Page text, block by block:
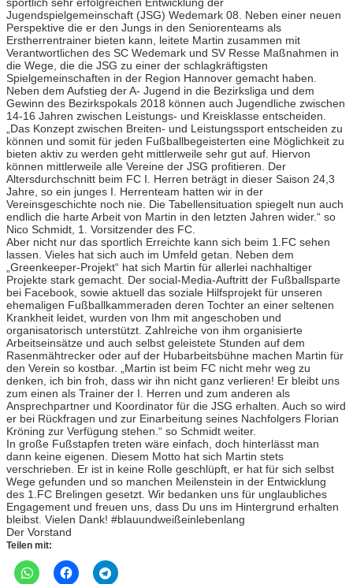
Jugendspielgemeinschaft (JSG) Wedemark 08. Neben einer neuen
Perspektive die er den Jungs in den Seniorenteams als
Erstherrentrainer bieten kann, leitete Martin zusammen mit
Verantwortlichen des SC Wedemark und SV Resse Maßnahmen in
die Wege, die die JSG zu einer der schlagkräftigsten
Spielgemeinschaften in der Region Hannover gemacht haben.
Neben dem Aufstieg der A- Jugend in die Bezirksliga und dem
Gewinn des Bezirkspokals 2018 können auch Jugendliche zwischen
14-16 Jahren zwischen Leistungs- und Kreisklasse entscheiden.
„Das Konzept zwischen Breiten- und Leistungssport entscheiden zu
können und somit für jeden Fußballbegeisterten eine Möglichkeit zu
bieten aktiv zu werden geht mittlerweile sehr gut auf. Hiervon
können mittlerweile alle Vereine der JSG profitieren. Der
Altersdurchschnitt beim FC I. Herren beträgt in dieser Saison 24,3
Jahre, so ein junges I. Herrenteam hatten wir in der
Vereinsgeschichte noch nie. Die Tabellensituation spiegelt nun auch
endlich die harte Arbeit von Martin in den letzten Jahren wider.“ so
Nico Schmidt, 1. Vorsitzender des FC.
Aber nicht nur das sportlich Erreichte kann sich beim 1.FC sehen
lassen. Vieles hat sich auch im Umfeld getan. Neben dem
„Greenkeeper-Projekt“ hat sich Martin für allerlei nachhaltiger
Projekte stark gemacht. Der social-Media-Auftritt der Fußballsparte
bei Facebook, sowie aktuell das soziale Hilfsprojekt für unseren
ehemaligen Fußballkammeraden deren Tochter an einer seltenen
Krankheit leidet, wurden von Ihm mit angeschoben und
organisatorisch unterstützt. Zahlreiche von ihm organisierte
Arbeitseinsätze und auch selbst geleistete Stunden auf dem
Rasenmähtrecker oder auf der Hubarbeitsbühne machen Martin für
den Verein so kostbar. „Martin ist beim FC nicht mehr weg zu
denken, ich bin froh, dass wir ihn nicht ganz verlieren! Er bleibt uns
zum einen als Trainer der I. Herren und zum anderen als
Ansprechpartner und Koordinator für die JSG erhalten. Auch so wird
er bei Rückfragen und zur Einarbeitung seines Nachfolgers Florian
Kröning zur Verfügung stehen.“ so Schmidt weiter.
In große Fußstapfen treten wäre einfach, doch hinterlässt man
dann keine eigenen. Diesem Motto hat sich Martin stets
verschrieben. Er ist in keine Rolle geschlüpft, er hat für sich selbst
Wege gefunden und so manchen Meilenstein in der Entwicklung
des 1.FC Brelingen gesetzt. Wir bedanken uns für unglaubliches
Engagement und freuen uns, dass Du uns im Hintergrund erhalten
bleibst. Vielen Dank! #blauundweißeinlebenlang
Der Vorstand
Teilen mit: